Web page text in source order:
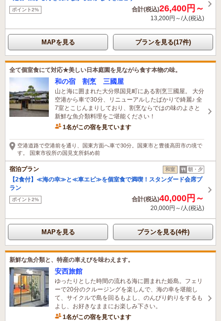
ポイント2% 合計(税込)26,400円～
13,200円～/人(税込)
MAPを見る プランを見る(17件)
全て個室食にて対応★美しい日本庭園を見ながら食す本物の味。
和の宿 割烹 三國屋
山と海に囲まれた大分県国見町にある割烹三國屋。 大分
空港から車で30分、リニューアルしたばかりで綺麗♪ 全
7室とこじんまりしており、割烹ならではの味のよさと
新鮮な魚介類料理をご堪能ください！
1名がこの宿を見ています
空港道路で空港前を通り、国東方面へ車で30分。国東市と豊後高田市の境で
す。 国東市役所の国見支所斜め前
宿泊プラン 和室 朝・夕
【2食付】≪海の幸≫と≪車エビ≫を個室食で満喫！スタンダード会席プ
ラン
ポイント2% 合計(税込)40,000円～
20,000円～/人(税込)
MAPを見る プランを見る(4件)
新鮮な魚介類と、特産の車えびを味わえます。
安西旅館
ゆったりとした時間の流れる海に囲まれた姫島。フェリ
ーで20分のクルージングを楽しんで、海の幸を堪能し
て、サイクルで島を回るもよし、のんびり釣りをするも
よし、お好きなままにお楽しみ下さい。
1名がこの宿を見ています